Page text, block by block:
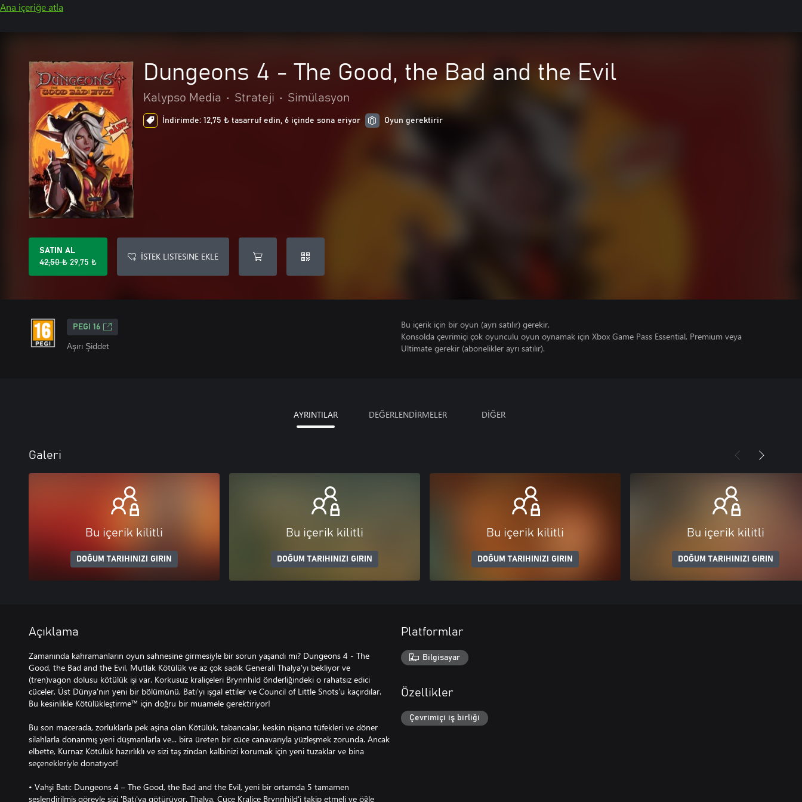
Ana içeriğe atla
Dungeons 4 - The Good, the Bad and the Evil
Kalypso Media • Strateji • Simülasyon
İndirimde: 12,75 ₺ tasarruf edin, 6 içinde sona eriyor Oyun gerektirir
SATIN AL
42,50 ₺ 29,75 ₺
İSTEK LISTESINE EKLE
PEGI 16
Aşırı Şiddet
Bu içerik için bir oyun (ayrı satılır) gerekir.
Konsolda çevrimiçi çok oyunculu oyun oynamak için Xbox Game Pass Essential, Premium veya
Ultimate gerekir (abonelikler ayrı satılır).
AYRINTILAR DEĞERLENDİRMELER DİĞER
Galeri
Bu içerik kilitli
DOĞUM TARIHINIZI GIRIN
Bu içerik kilitli
DOĞUM TARIHINIZI GIRIN
Bu içerik kilitli
DOĞUM TARIHINIZI GIRIN
Bu içerik kilitli
DOĞUM TARIHINIZI GIRIN
Açıklama
Zamanında kahramanların oyun sahnesine girmesiyle bir sorun yaşandı mı? Dungeons 4 - The
Good, the Bad and the Evil, Mutlak Kötülük ve az çok sadık Generali Thalya'yı bekliyor ve
(tren)vagon dolusu kötülük işi var. Korkusuz kraliçeleri Brynnhild önderliğindeki o rahatsız edici
cüceler, Üst Dünya'nın yeni bir bölümünü, Batı'yı işgal ettiler ve Council of Little Snots'u kaçırdılar.
Bu kesinlikle Kötülükleştirme™ için doğru bir muamele gerektiriyor!
Bu son macerada, zorluklarla pek aşina olan Kötülük, tabancalar, keskin nişancı tüfekleri ve döner
silahlarla donanmış yeni düşmanlarla ve... bira üreten bir cüce canavarıyla yüzleşmek zorunda. Ancak
elbette, Kurnaz Kötülük hazırlıklı ve sizi taş zindan kalbinizi korumak için yeni tuzaklar ve bina
seçenekleriyle donatıyor!
• Vahşi Batı: Dungeons 4 – The Good, the Bad and the Evil, yeni bir ortamda 5 tamamen
seslendirilmiş görevle sizi 'Batı'ya götürüyor. Thalya, Cüce Kraliçe Brynnhild'i takip etmeli ve öğle
Platformlar
Bilgisayar
Özellikler
Çevrimiçi iş birliği